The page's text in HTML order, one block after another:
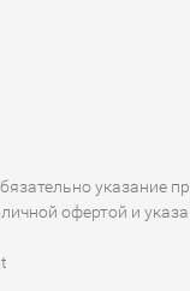
указание
офертой и